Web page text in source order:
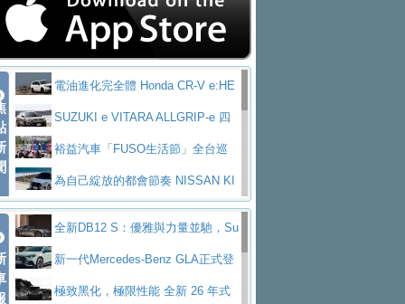
電油進化完全體 Honda CR-V e:HE
V PrestigeSUZUKI e VITARA ALLGRIP-e 四
驅精神的純電新詮釋
裕益汽車「FUSO生活節」全台巡
迴 結合生活體驗、交通安全與購車優惠
為自己綻放的都會節奏 NISSAN KI
CKS SAKURA為品味獨具層峰買家打造的頂級座
駕，MAZDA CX-90 33T AWD Premium Ca
ptain Seat
EV
全新DB12 S：優雅與力量並馳，Su
per Tourer的顛峰之作
新一代Mercedes-Benz GLA正式登
場 續航最高657公里、支援320kW快充
極致黑化，極限性能 全新 26 年式